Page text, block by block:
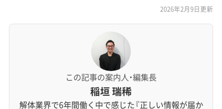
2026年2月9日更新
この記事の案内人・編集長
稲垣 瑞稀
解体業界で6年間働く中で感じた『正しい情報が届か